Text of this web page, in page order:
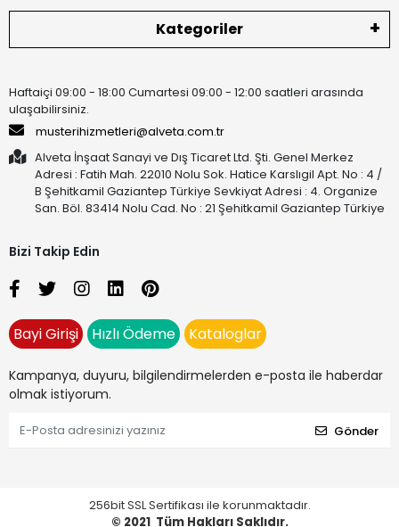
Kategoriler
Haftaiçi 09:00 - 18:00 Cumartesi 09:00 - 12:00 saatleri arasında
ulaşabilirsiniz.
musterihizmetleri@alveta.com.tr
Alveta İnşaat Sanayi ve Dış Ticaret Ltd. Şti. Genel Merkez
Adresi : Fatih Mah. 22010 Nolu Sok. Hatice Karslıgil Apt. No : 4 /
B Şehitkamil Gaziantep Türkiye Sevkiyat Adresi : 4. Organize
San. Böl. 83414 Nolu Cad. No : 21 Şehitkamil Gaziantep Türkiye
Bizi Takip Edin
Bayi Girişi Hızlı Ödeme Kataloglar
Kampanya, duyuru, bilgilendirmelerden e-posta ile haberdar
olmak istiyorum.
Gönder
256bit SSL Sertifikası ile korunmaktadır.
© 2021 Tüm Hakları Saklıdır.